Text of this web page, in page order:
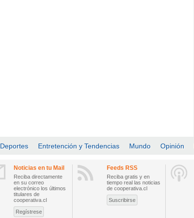
Deportes Entretención y Tendencias Mundo Opinión
Noticias en tu Mail
Reciba directamente
en su correo
electrónico los últimos
titulares de
cooperativa.cl
Regístrese
Feeds RSS
Reciba gratis y en
tiempo real las noticias
de cooperativa.cl
Suscribirse